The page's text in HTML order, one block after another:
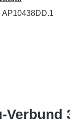
AP10438DD.1